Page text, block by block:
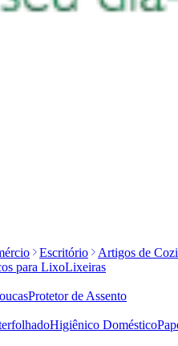
Escritório Artigos de
para LixoLixeiras
Protetor de Assento
Higiênico Doméstico